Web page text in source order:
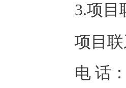
3.项目
项目联
电 话：